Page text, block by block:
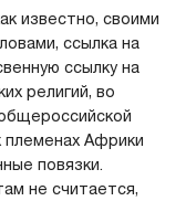
известно, своими
ссылка на
ссылку на
религий, во
племенах Африки
повязки.
не считается,